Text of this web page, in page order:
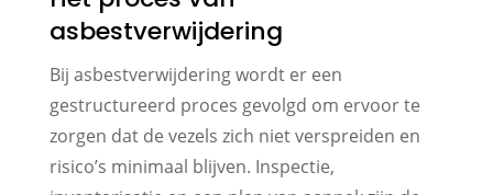
asbestverwijdering
Bij asbestverwijdering wordt er een
gestructureerd proces gevolgd om ervoor te
zorgen dat de vezels zich niet verspreiden en
risico’s minimaal blijven. Inspectie,